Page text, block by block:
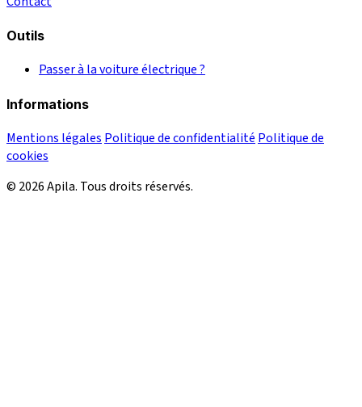
Outils
Passer à la voiture électrique ?
Informations
Mentions légales Politique de confidentialité Politique de
cookies
© 2026 Apila. Tous droits réservés.